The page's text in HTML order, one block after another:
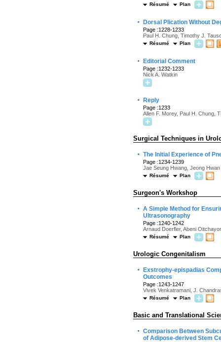
Résumé Plan
· Dorsal Plication Without
Page :1228-1233
Paul H. Chung, Timothy J.
Résumé Plan
· Editorial Comment
Page :1232-1233
Nick A. Watkin
· Reply
Page :1233
Allen F. Morey, Paul H. Chung,
Surgical Techniques in
· The Initial Experience of
Page :1234-1239
Jae Seung Hwang, Jeong
Résumé Plan
Surgeon's Workshop
· A Simple Method for
Ultrasonography
Page :1240-1242
Arnaud Doerfler, Abeni
Résumé Plan
Urologic Congenitalism
·
Exstrophy-epispadias
Outcomes
Page :1243-1247
Vivek Venkatramani, J.
Résumé Plan
Basic and Translational
· Comparison Between
of Adipose-derived Stem